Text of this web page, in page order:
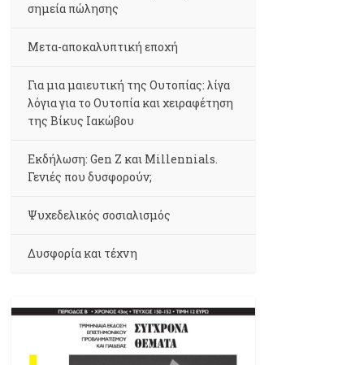
σημεία πώλησης
Μετα-αποκαλυπτική εποχή
Για μια μαιευτική της Ουτοπίας: λίγα
λόγια για το Ουτοπία και χειραφέτηση
της Βίκυς Ιακώβου
Εκδήλωση: Gen Z και Millennials.
Γενιές που δυσφορούν;
Ψυχεδελικός σοσιαλισμός
Δυσφορία και τέχνη